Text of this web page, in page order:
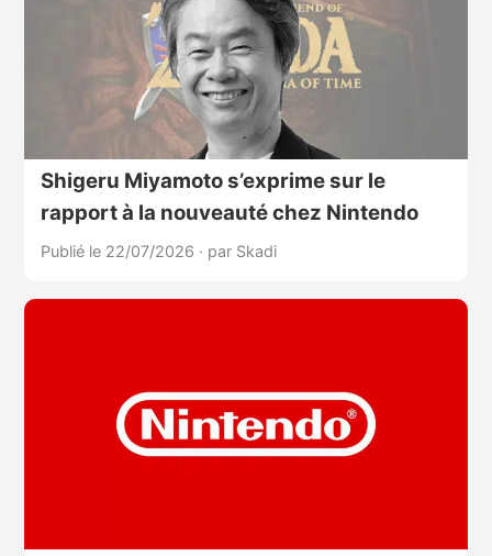
Shigeru Miyamoto s’exprime sur le
rapport à la nouveauté chez Nintendo
Publié le 22/07/2026 · par Skadi